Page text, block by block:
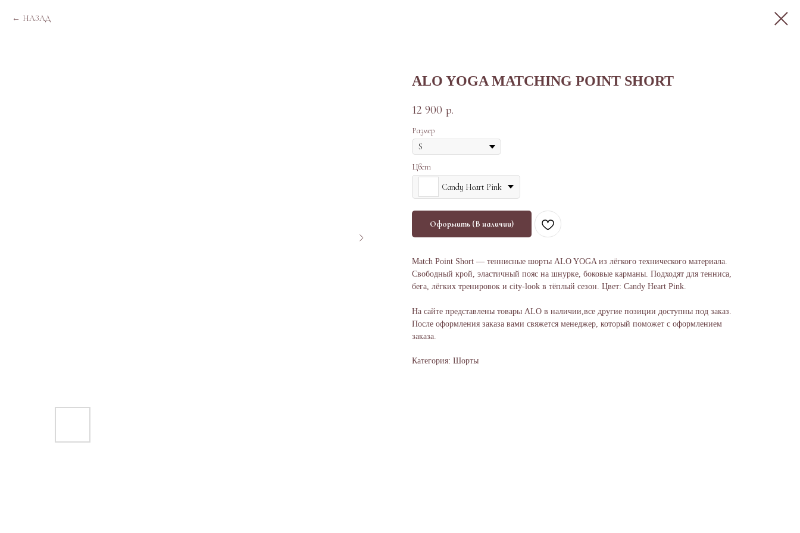
НАЗАД
ALO YOGA MATCHING POINT SHORT
12 900 р.
Размер
Цвет
Candy Heart Pink
Оформить (В наличии)
Match Point Short — теннисные шорты ALO YOGA из лёгкого технического материала.
Свободный крой, эластичный пояс на шнурке, боковые карманы. Подходят для тенниса,
бега, лёгких тренировок и city-look в тёплый сезон. Цвет: Candy Heart Pink.
На сайте представлены товары ALO в наличии,все другие позиции доступны под заказ.
После оформления заказа вами свяжется менеджер, который поможет с оформлением
заказа.
Категория: Шорты